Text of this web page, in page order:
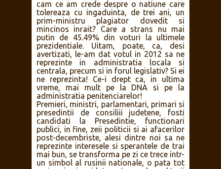
cam ce am crede despre o natiune care
tolereaza cu ingaduinta, de trei ani, un
prim-ministru plagiator dovedit si
mincinos inrait? Care a strans nu mai
putin de 45.49% din voturi la ultimele
prezidentiale. Uitam, poate, ca, desi
avertizati, le-am dat votul in 2012 sa ne
reprezinte in administratia locala si
centrala, precum si in forul legislativ? Si ei
ne reprezinta! Ce-i drept ca, in ultima
vreme, mai mult pe la DNA si pe la
administratia penitenciarelor!
Premieri, ministri, parlamentari, primari si
presedintii de consiliii judetene, fosti
candidati la Presedintie, functionari
publici, in fine, zeii politicii si ai afacerilor
post-decembriste, alesi dintre noi sa ne
reprezinte interesele si sperantele de trai
mai bun, se transforma pe zi ce trece intr-
un simbol al rusinii nationale, o pata tot